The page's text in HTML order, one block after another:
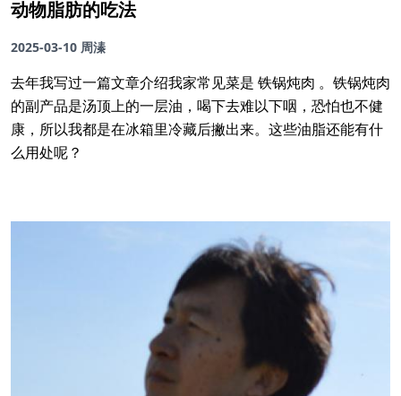
动物脂肪的吃法
2025-03-10 周溱
去年我写过一篇文章介绍我家常见菜是 铁锅炖肉 。铁锅炖肉
的副产品是汤顶上的一层油，喝下去难以下咽，恐怕也不健
康，所以我都是在冰箱里冷藏后撇出来。这些油脂还能有什
么用处呢？